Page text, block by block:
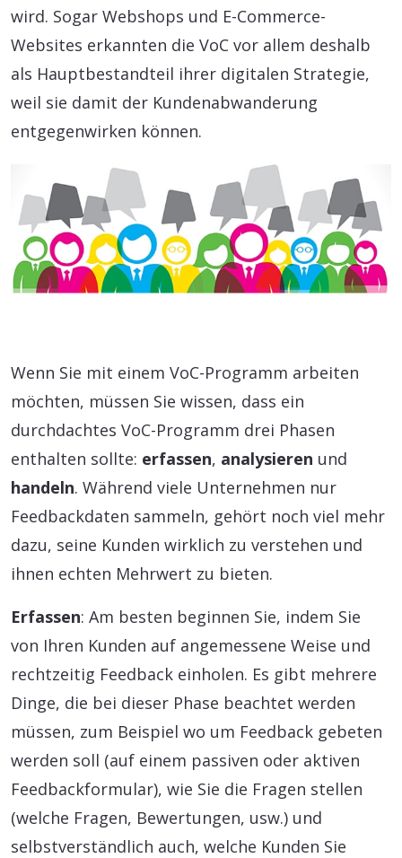
wird. Sogar Webshops und E-Commerce-
Websites erkannten die VoC vor allem deshalb
als Hauptbestandteil ihrer digitalen Strategie,
weil sie damit der Kundenabwanderung
entgegenwirken können.
Wenn Sie mit einem VoC-Programm arbeiten
möchten, müssen Sie wissen, dass ein
durchdachtes VoC-Programm drei Phasen
enthalten sollte: erfassen, analysieren und
handeln. Während viele Unternehmen nur
Feedbackdaten sammeln, gehört noch viel mehr
dazu, seine Kunden wirklich zu verstehen und
ihnen echten Mehrwert zu bieten.
Erfassen: Am besten beginnen Sie, indem Sie
von Ihren Kunden auf angemessene Weise und
rechtzeitig Feedback einholen. Es gibt mehrere
Dinge, die bei dieser Phase beachtet werden
müssen, zum Beispiel wo um Feedback gebeten
werden soll (auf einem passiven oder aktiven
Feedbackformular), wie Sie die Fragen stellen
(welche Fragen, Bewertungen, usw.) und
selbstverständlich auch, welche Kunden Sie